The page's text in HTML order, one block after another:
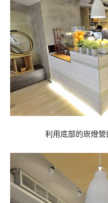
利用底部的崁燈